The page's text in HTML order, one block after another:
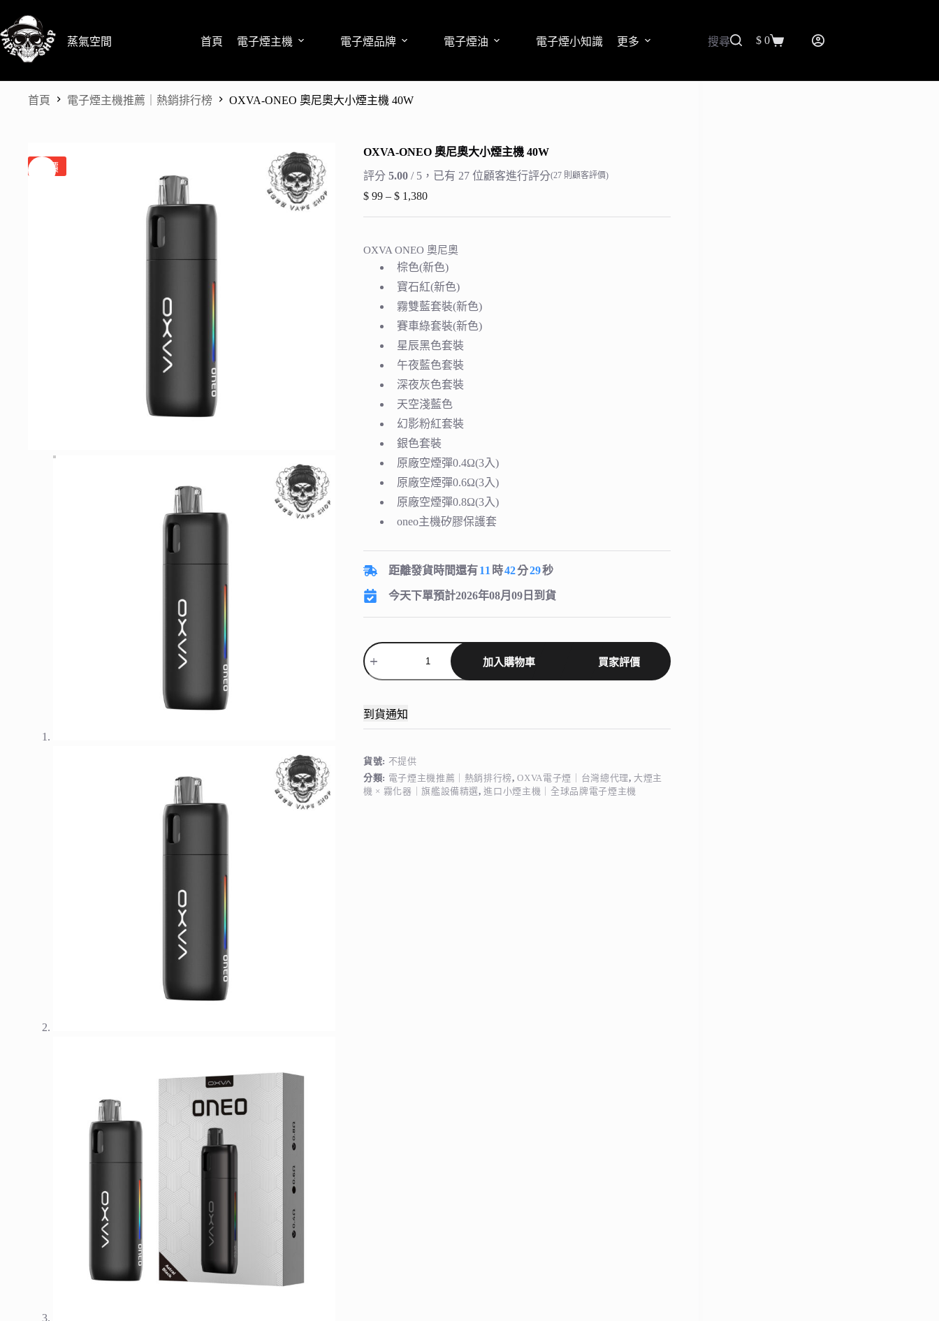
至
主
蒸氣空間 首頁 電子煙主機 電子煙品牌 電子煙油 電子煙小知識 更多 搜尋
購
車
$0
首頁 電子煙主機推薦｜熱銷排行榜 OXVA-ONEO 奧尼奧大小煙主機 40W
特價
OXVA-ONEO 奧尼奧大小煙主機 40W
評分 5.00 / 5，已有 27 位顧客進行評分(27 則顧客評價)
$ 99 – $ 1,380價
格
圍：
$ 99
到
$ 1,380
OXVA ONEO 奧尼奧
棕色(新色)
寶石紅(新色)
霧雙藍套裝(新色)
賽車綠套裝(新色)
星辰黑色套裝
午夜藍色套裝
深夜灰色套裝
天空淺藍色
幻影粉紅套裝
銀色套裝
原廠空煙彈0.4Ω(3入)
原廠空煙彈0.6Ω(3入)
原廠空煙彈0.8Ω(3入)
oneo主機矽膠保護套
距離發貨時間還有11 時42分28秒
今天下單預計2026年08月09日到貨
OXVA-
ONEO
奧
大
小
主
機
40W
加入購物車 買家評價
到貨通知
貨號: 不提供
分類: 電子煙主機推薦｜熱銷排行榜,OXVA電子煙｜台灣總代理, 大煙主
機 × 霧化器｜旗艦設備精選,進口小煙主機｜全球品牌電子煙主機